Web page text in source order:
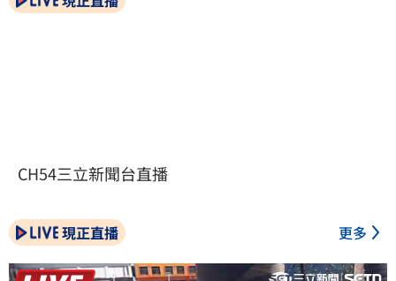
CH54三立新聞台直播
現正直播 更多